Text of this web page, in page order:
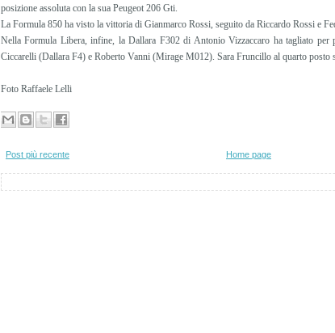
posizione assoluta con la sua Peugeot 206 Gti.
La Formula 850 ha visto la vittoria di Gianmarco Rossi, seguito da Riccardo Rossi e
Nella Formula Libera, infine, la Dallara F302 di Antonio Vizzaccaro ha tagliato per
Ciccarelli (Dallara F4) e Roberto Vanni (Mirage M012). Sara Fruncillo al quarto posto
Foto Raffaele Lelli
Post più recente Home page